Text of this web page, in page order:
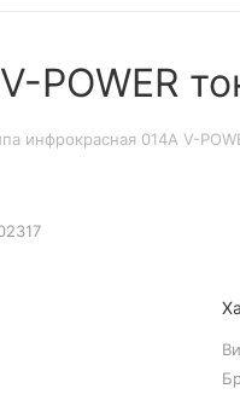
POWER
инфрокрасная 014А V-